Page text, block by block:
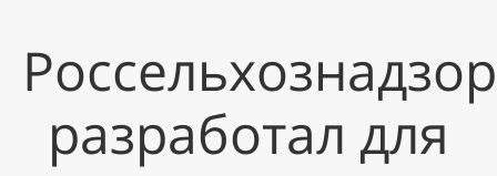
Россельхознадзор
разработал для